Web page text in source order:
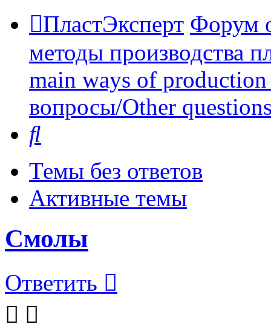
ПластЭксперт Форум
методы производства
main ways of
вопросы/Other
Темы без ответов
Активные темы
Смолы
Ответить